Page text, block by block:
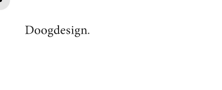
20141020011_R